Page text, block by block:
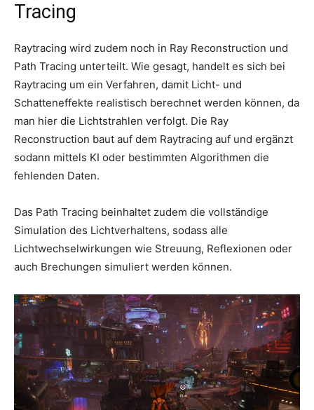
Tracing
Raytracing wird zudem noch in Ray Reconstruction und
Path Tracing unterteilt. Wie gesagt, handelt es sich bei
Raytracing um ein Verfahren, damit Licht- und
Schatteneffekte realistisch berechnet werden können, da
man hier die Lichtstrahlen verfolgt. Die Ray
Reconstruction baut auf dem Raytracing auf und ergänzt
sodann mittels KI oder bestimmten Algorithmen die
fehlenden Daten.
Das Path Tracing beinhaltet zudem die vollständige
Simulation des Lichtverhaltens, sodass alle
Lichtwechselwirkungen wie Streuung, Reflexionen oder
auch Brechungen simuliert werden können.